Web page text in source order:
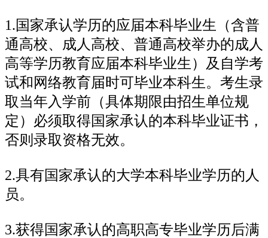
1.国家承认学历的应届本科毕业生（含普
通高校、成人高校、普通高校举办的成人
高等学历教育应届本科毕业生）及自学考
试和网络教育届时可毕业本科生。考生录
取当年入学前（具体期限由招生单位规
定）必须取得国家承认的本科毕业证书，
否则录取资格无效。
2.具有国家承认的大学本科毕业学历的人
员。
3.获得国家承认的高职高专毕业学历后满